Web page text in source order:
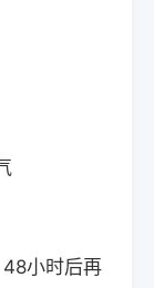
小时后再